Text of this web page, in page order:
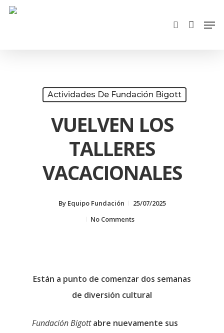
Skip
search
Actividades De Fundación Bigott
VUELVEN LOS
TALLERES
VACACIONALES
By Equipo Fundación
25/07/2025
No Comments
Están a punto de comenzar dos semanas
de diversión cultural
Fundación Bigottabre nuevamente sus